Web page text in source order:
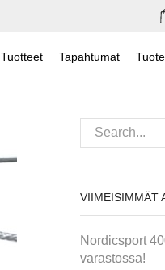
Tuotteet Tapahtumat
VIIMEISIMMÄT
Nordicsport
varastossa!